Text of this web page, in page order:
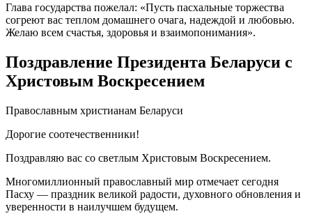
Глава государства пожелал: «Пусть пасхальные торжества
согреют вас теплом домашнего очага, надеждой и любовью.
Желаю всем счастья, здоровья и взаимопонимания».
Поздравление Президента Беларуси с
Христовым Воскресением
Православным христианам Беларуси
Дорогие соотечественники!
Поздравляю вас со светлым Христовым Воскресением.
Многомиллионный православный мир отмечает сегодня
Пасху — праздник великой радости, духовного обновления и
уверенности в наилучшем будущем.